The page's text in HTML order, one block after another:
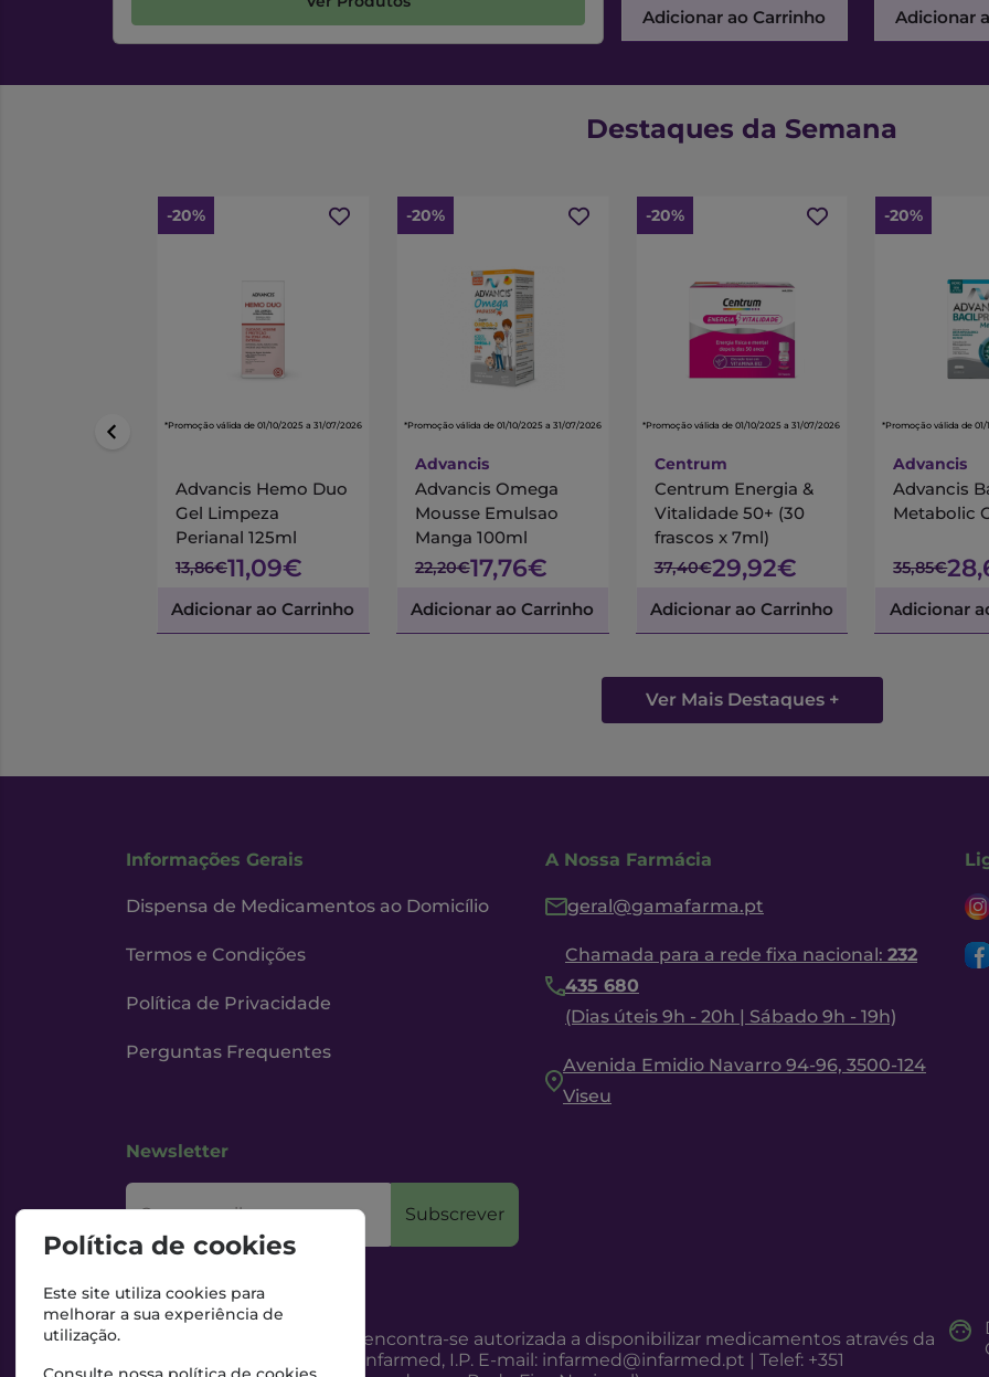
Adicionar ao Carrinho Adicionar
Destaques da Semana
-20%
*Promoção válida de 01/10/2025 a 31/07/2026
Advancis Hemo Duo
Gel Limpeza
Perianal 125ml
13,86€11,09€
Adicionar ao Carrinho
-20%
*Promoção válida de 01/10/2025 a 31/07/2026
Advancis
Advancis Omega
Mousse Emulsao
Manga 100ml
22,20€17,76€
Adicionar ao Carrinho
-20%
*Promoção válida de 01/10/2025 a 31/07/2026
Centrum
Centrum Energia &
Vitalidade 50+ (30
frascos x 7ml)
37,40€29,92€
Adicionar ao Carrinho
-20%
*Promoção válida de
Advancis
Advancis
Metabolic
35,85€
Adicionar
Ver Mais Destaques +
Informações Gerais
Dispensa de Medicamentos ao Domicílio
Termos e Condições
Política de Privacidade
Perguntas Frequentes
A Nossa Farmácia
geral@gamafarma.pt
Chamada para a rede fixa nacional: 232
435 680
(Dias úteis 9h - 20h | Sábado 9h - 19h)
Avenida Emidio Navarro 94-96, 3500-124
Viseu
Newsletter
O seu email Subscrever
Esta Farmácia encontra-se autorizada a disponibilizar medicamentos através da
Internet, pelo Infarmed, I.P. E-mail: infarmed@infarmed.pt | Telef: +351
Política de cookies
Este site utiliza cookies para
melhorar a sua experiência de
utilização.